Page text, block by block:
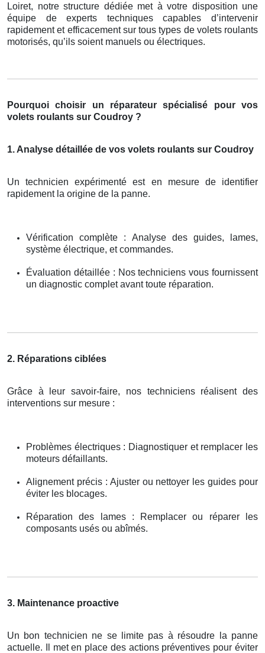
Loiret, notre structure dédiée met à votre disposition une
équipe de experts techniques capables d’intervenir
rapidement et efficacement sur tous types de volets roulants
motorisés, qu’ils soient manuels ou électriques.
Pourquoi choisir un réparateur spécialisé pour vos
volets roulants sur Coudroy ?
1. Analyse détaillée de vos volets roulants sur Coudroy
Un technicien expérimenté est en mesure de identifier
rapidement la origine de la panne.
Vérification complète : Analyse des guides, lames,
système électrique, et commandes.
Évaluation détaillée : Nos techniciens vous fournissent
un diagnostic complet avant toute réparation.
2. Réparations ciblées
Grâce à leur savoir-faire, nos techniciens réalisent des
interventions sur mesure :
Problèmes électriques : Diagnostiquer et remplacer les
moteurs défaillants.
Alignement précis : Ajuster ou nettoyer les guides pour
éviter les blocages.
Réparation des lames : Remplacer ou réparer les
composants usés ou abîmés.
3. Maintenance proactive
Un bon technicien ne se limite pas à résoudre la panne
actuelle. Il met en place des actions préventives pour éviter